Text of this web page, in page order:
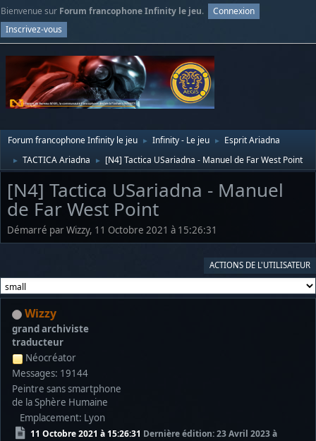
Bienvenue sur Forum francophone Infinity le jeu.
Connexion
Inscrivez-vous
Forum francophone Infinity le jeu ► Infinity - Le jeu ► Esprit Ariadna
► TACTICA Ariadna ► [N4] Tactica USariadna - Manuel de Far West Point
[N4] Tactica USariadna - Manuel
de Far West Point
Démarré par Wizzy, 11 Octobre 2021 à 15:26:31
ACTIONS DE L'UTILISATEUR
Wizzy
grand archiviste
traducteur
Néocréator
Messages: 19144
Peintre sans smartphone
de la Sphère Humaine
Emplacement: Lyon
11 Octobre 2021 à 15:26:31 Dernière édition: 23 Avril 2023 à